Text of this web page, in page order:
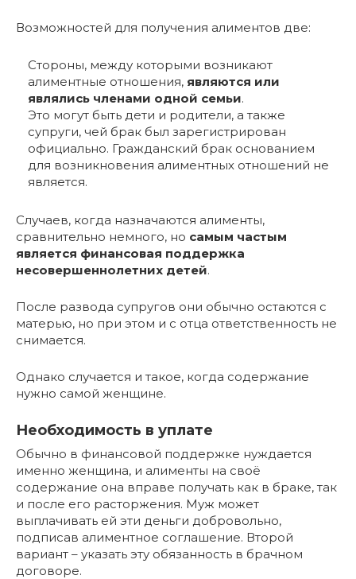
Возможностей для получения алиментов две:
Стороны, между которыми возникают
алиментные отношения, являются или
являлись членами одной семьи.
Это могут быть дети и родители, а также
супруги, чей брак был зарегистрирован
официально. Гражданский брак основанием
для возникновения алиментных отношений не
является.
Случаев, когда назначаются алименты,
сравнительно немного, но самым частым
является финансовая поддержка
несовершеннолетних детей.
После развода супругов они обычно остаются с
матерью, но при этом и с отца ответственность не
снимается.
Однако случается и такое, когда содержание
нужно самой женщине.
Необходимость в уплате
Обычно в финансовой поддержке нуждается
именно женщина, и алименты на своё
содержание она вправе получать как в браке, так
и после его расторжения. Муж может
выплачивать ей эти деньги добровольно,
подписав алиментное соглашение. Второй
вариант – указать эту обязанность в брачном
договоре.